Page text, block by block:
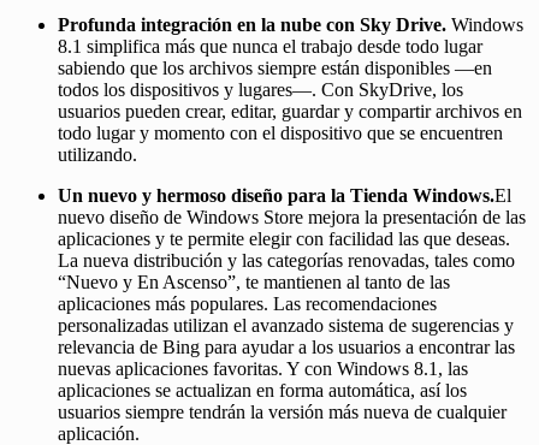
Profunda integración en la nube con Sky Drive. Windows
8.1 simplifica más que nunca el trabajo desde todo lugar
sabiendo que los archivos siempre están disponibles —en
todos los dispositivos y lugares—. Con SkyDrive, los
usuarios pueden crear, editar, guardar y compartir archivos en
todo lugar y momento con el dispositivo que se encuentren
utilizando.
Un nuevo y hermoso diseño para la Tienda Windows.El
nuevo diseño de Windows Store mejora la presentación de las
aplicaciones y te permite elegir con facilidad las que deseas.
La nueva distribución y las categorías renovadas, tales como
“Nuevo y En Ascenso”, te mantienen al tanto de las
aplicaciones más populares. Las recomendaciones
personalizadas utilizan el avanzado sistema de sugerencias y
relevancia de Bing para ayudar a los usuarios a encontrar las
nuevas aplicaciones favoritas. Y con Windows 8.1, las
aplicaciones se actualizan en forma automática, así los
usuarios siempre tendrán la versión más nueva de cualquier
aplicación.